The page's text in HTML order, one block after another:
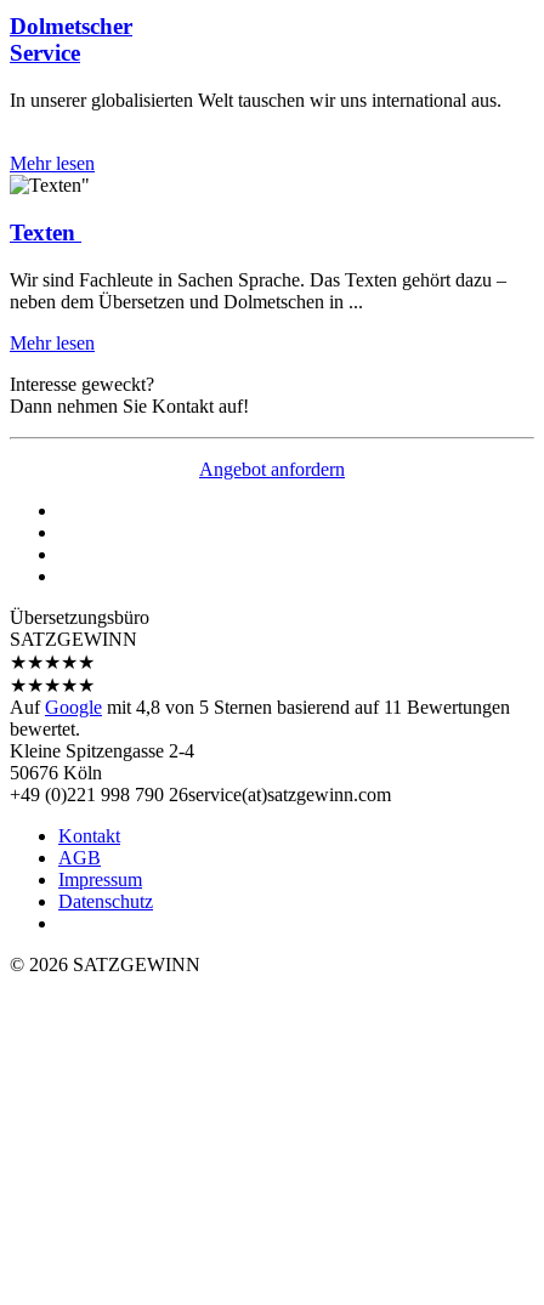
Dolmetscher
Service
In unserer globalisierten Welt tauschen wir uns international aus.
Mehr lesen
Texten­
Wir sind Fachleute in Sachen Sprache. Das Texten gehört dazu –
neben dem Übersetzen und Dolmetschen in ...
Mehr lesen
Interesse geweckt?
Dann nehmen Sie Kontakt auf!
Angebot anfordern
Übersetzungs­büro
SATZGEWINN
★★★★★
★★★★★
AufGoogle mit 4,8 von 5 Sternen basierend auf 11 Bewertungen
bewertet.
Kleine Spitzengasse 2-4
50676 Köln
+49 (0)221 998 790 26service(at)satz­gewinn.com
Kontakt
AGB
Impressum
Datenschutz
© 2026 SATZGEWINN